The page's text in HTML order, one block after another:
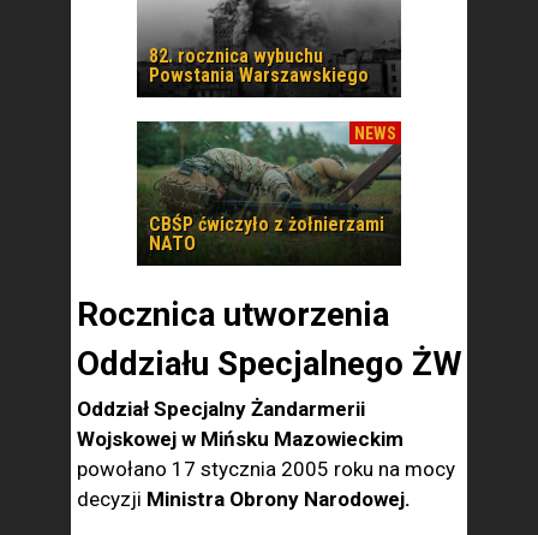
82. rocznica wybuchu
Powstania Warszawskiego
NEWS
CBŚP ćwiczyło z żołnierzami
NATO
Rocznica utworzenia
Oddziału Specjalnego ŻW
Oddział Specjalny Żandarmerii
Wojskowej w Mińsku Mazowieckim
powołano 17 stycznia 2005 roku na mocy
decyzji Ministra Obrony Narodowej.